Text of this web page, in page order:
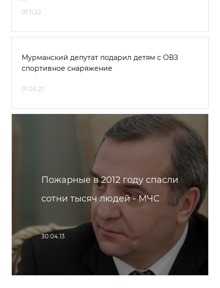
01.11.22
Мурманский депутат подарил детям с ОВЗ
спортивное снаряжение
01.03.21
Пожарные в 2012 году спасли
сотни тысяч людей - МЧС
30.04.13